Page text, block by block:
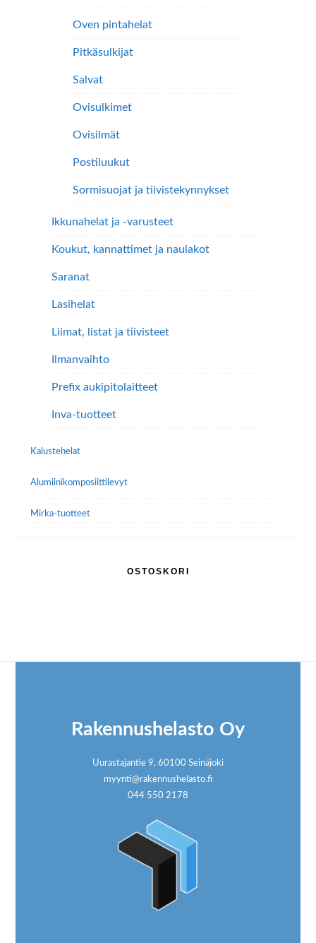
Oven pintahelat
Pitkäsulkijat
Salvat
Ovisulkimet
Ovisilmät
Postiluukut
Sormisuojat ja tiivistekynnykset
Ikkunahelat ja -varusteet
Koukut, kannattimet ja naulakot
Saranat
Lasihelat
Liimat, listat ja tiivisteet
Ilmanvaihto
Prefix aukipitolaitteet
Inva-tuotteet
Kalustehelat
Alumiini­komposiitti­levyt
Mirka-tuotteet
OSTOSKORI
Rakennushelasto Oy
Uurastajantie 9, 60100 Seinäjoki
myynti@rakennushelasto.fi
044 550 2178